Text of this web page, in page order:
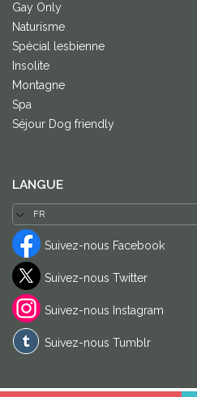
Gay Only
Naturisme
Spécial lesbienne
Insolite
Montagne
Spa
Séjour Dog friendly
LANGUE
Suivez-nous Facebook
Suivez-nous Twitter
Suivez-nous Instagram
Suivez-nous Tumblr